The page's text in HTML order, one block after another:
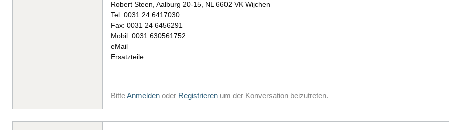
Robert Steen, Aalburg 20-15, NL 6602 VK Wijchen
Tel: 0031 24 6417030
Fax: 0031 24 6456291
Mobil: 0031 630561752
eMail
Ersatzteile
BitteAnmelden oder Registrieren um der Konversation beizutreten.